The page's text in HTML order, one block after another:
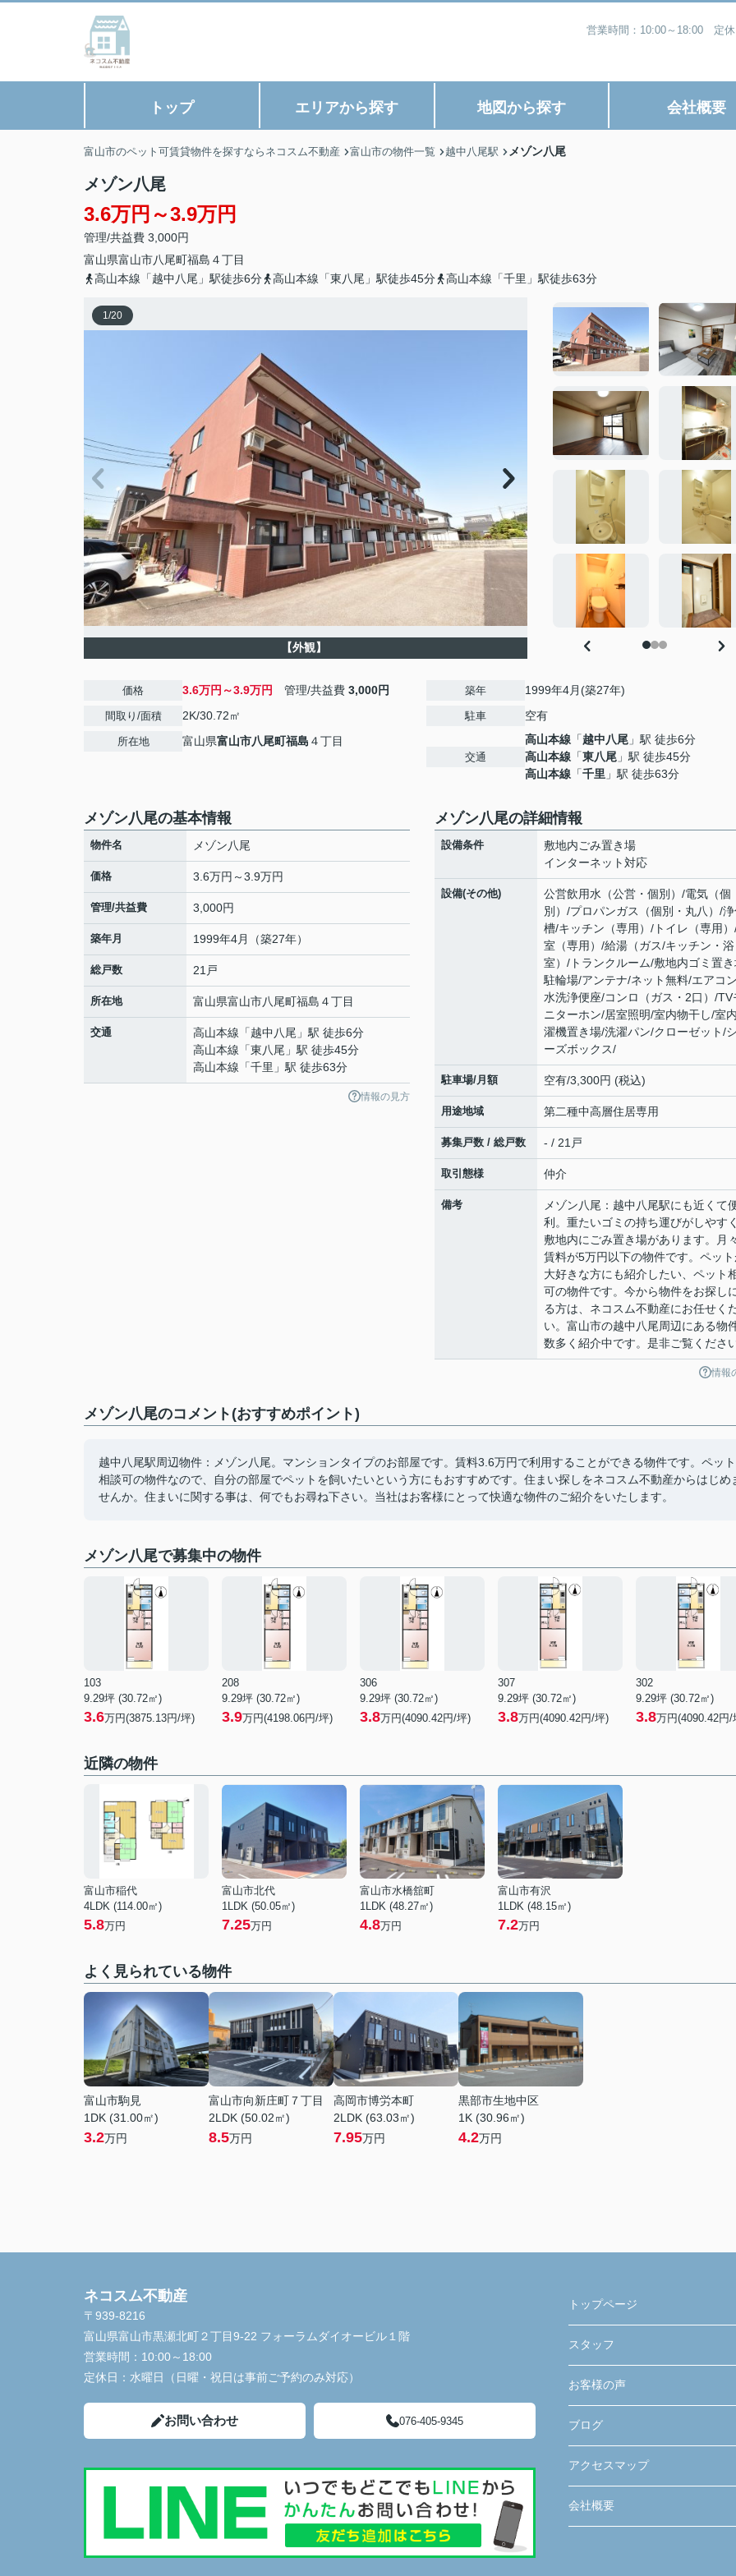
営業時間：10:00～18:00 定
トップ エリアから探す 地図から探す 会社概要
富山市のペット可賃貸物件を探すならネコスム不動産 富山市の物件一覧 越中八尾駅 メゾン八尾
メゾン八尾
3.6万円～3.9万円
管理/共益費 3,000円
富山県富山市八尾町福島 ４丁目
高山本線「越中八尾」駅徒歩6分
高山本線「東八尾」駅徒歩45分 高山本線「千里」駅徒歩63分
1/20
【外観】
価格 3.6万円～3.9万円 管理/共益費 3,000円
間取り/面積 2K/30.72㎡
所在地 富山県富山市八尾町福島 ４丁目
築年 1999年4月(築27年)
駐車 空有
交通
高山本線 「越中八尾 」駅 徒歩6分
高山本線 「東八尾 」駅 徒歩45分
高山本線 「千里 」駅 徒歩63分
メゾン八尾の基本情報
物件名 メゾン八尾
価格 3.6万円～3.9万円
管理/共益費 3,000円
築年月 1999年4月（築27年）
総戸数 21戸
所在地 富山県富山市八尾町福島 ４丁目
交通 高山本線 「越中八尾 」駅 徒歩6分
高山本線 「東八尾 」駅 徒歩45分
高山本線 「千里 」駅 徒歩63分
情報の見方
メゾン八尾の詳細情報
設備条件
敷地内ごみ置き場
インターネット対応
設備(その他)
公営飲用水（公営・個別）/電気（個
別）/プロパンガス（個別・丸八）/
槽/キッチン（専用）/トイレ（専用
室（専用）/給湯（ガス/キッチン・浴
室）/トランクルーム/敷地内ゴミ置
駐輪場/アンテナ/ネット無料/エアコ
水洗浄便座/コンロ（ガス・2口）/TV
ニターホン/居室照明/室内物干し/室
濯機置き場/洗濯パン/クローゼット/
ーズボックス/
駐車場/月額 空有/3,300円 (税込)
用途地域 第二種中高層住居専用
募集戸数 / 総戸数 - / 21戸
取引態様 仲介
備考
メゾン八尾：越中八尾駅にも近くて
利。重たいゴミの持ち運びがしやす
敷地内にごみ置き場があります。月
賃料が5万円以下の物件です。ペッ
大好きな方にも紹介したい、ペット
可の物件です。今から物件をお探し
る方は、ネコスム不動産にお任せく
い。富山市の越中八尾周辺にある物
数多く紹介中です。是非ご覧くださ
情報
メゾン八尾のコメント(おすすめポイント)
越中八尾駅周辺物件：メゾン八尾。マンションタイプのお部屋です。賃料3.6万円で利用することができる物件です。ペット
相談可の物件なので、自分の部屋でペットを飼いたいという方にもおすすめです。住まい探しをネコスム不動産からはじめ
せんか。住まいに関する事は、何でもお尋ね下さい。当社はお客様にとって快適な物件のご紹介をいたします。
メゾン八尾で募集中の物件
103
9.29坪 (30.72㎡)
3.6万円(3875.13円/坪)
208
9.29坪 (30.72㎡)
3.9万円(4198.06円/坪)
306
9.29坪 (30.72㎡)
3.8万円(4090.42円/坪)
307
9.29坪 (30.72㎡)
3.8万円(4090.42円/坪)
302
9.29坪 (30.72㎡)
3.8万円(4090.42円/
近隣の物件
富山市稲代
4LDK (114.00㎡)
5.8万円
富山市北代
1LDK (50.05㎡)
7.25万円
富山市水橋舘町
1LDK (48.27㎡)
4.8万円
富山市有沢
1LDK (48.15㎡)
7.2万円
よく見られている物件
富山市駒見
1DK (31.00㎡)
3.2万円
富山市向新庄町７丁目
2LDK (50.02㎡)
8.5万円
高岡市博労本町
2LDK (63.03㎡)
7.95万円
黒部市生地中区
1K (30.96㎡)
4.2万円
ネコスム不動産
〒939-8216
富山県富山市黒瀬北町２丁目9-22 フォーラムダイオービル１階
営業時間： 10:00～18:00
定休日： 水曜日（日曜・祝日は事前ご予約のみ対応）
お問い合わせ 076-405-9345
トップページ
スタッフ
お客様の声
ブログ
アクセスマップ
会社概要